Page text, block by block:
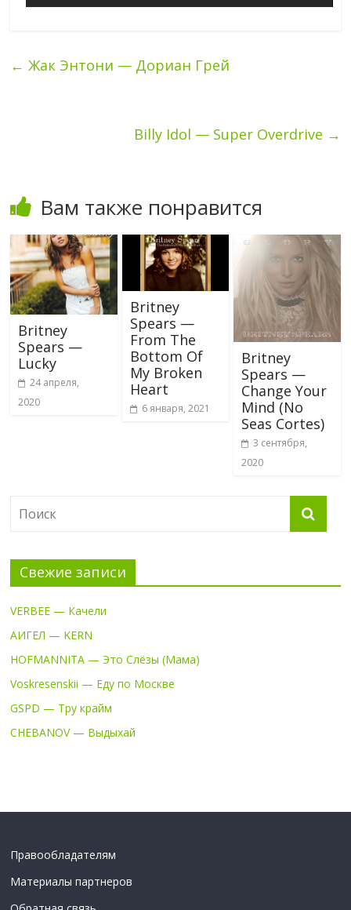
← Жак Энтони — Дориан Грей
Billy Idol — Super Overdrive →
Вам также понравится
Britney
Spears —
Lucky
24 апреля,
2020
Britney
Spears —
From The
Bottom Of
My Broken
Heart
6 января, 2021
Britney
Spears —
Change Your
Mind (No
Seas Cortes)
3 сентября,
2020
Свежие записи
VERBEE — Качели
АИГЕЛ — KERN
HOFMANNITA — Это Слёзы (Мама)
Voskresenskii — Еду по Москве
GSPD — Тру крайм
CHEBANOV — Выдыхай
Правообладателям
Материалы партнеров